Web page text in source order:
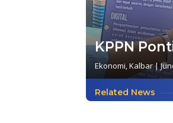
KPPN
Ekonomi,Kalbar|
Related News